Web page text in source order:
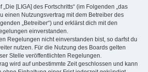
„Die [LIGA] des Fortschritts“ (im Folgenden „das
einen Nutzungsvertrag mit dem Betreiber des
„Betreiber“) und erklärst dich mit den
einverstanden.
Regelungen nicht einverstanden bist, so darfst du
nutzen. Für die Nutzung des Boards gelten
Stelle veröffentlichten Regelungen.
wird auf unbestimmte Zeit geschlossen und kann